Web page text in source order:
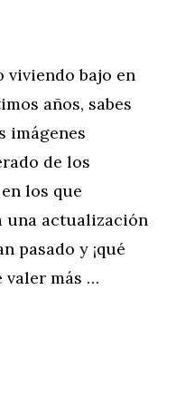
viviendo bajo en
años, sabes
imágenes
de los
los que
una actualización
pasado y ¡qué
valer más …